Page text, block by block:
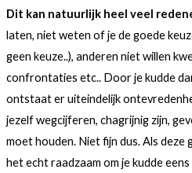
Dit kan natuurlijk heel veel
laten, niet weten of je de goede
geen keuze..), anderen niet willen
confrontaties etc.. Door je kudde
ontstaat er uiteindelijk
jezelf wegcijferen, chagrijnig zijn,
moet houden. Niet fijn dus. Als deze
het echt raadzaam om je kudde